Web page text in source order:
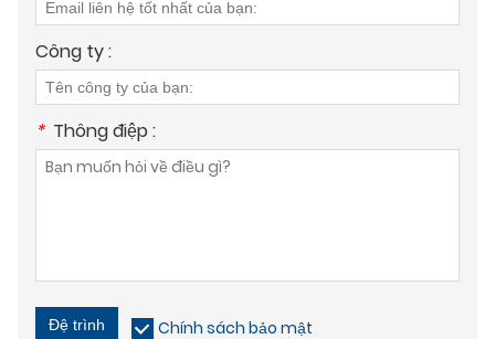
Công ty :
* Thông điệp :
Đệ trình Chính sách bảo mật